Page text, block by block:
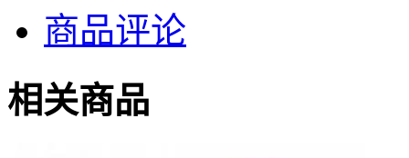
商品评论
相关商品